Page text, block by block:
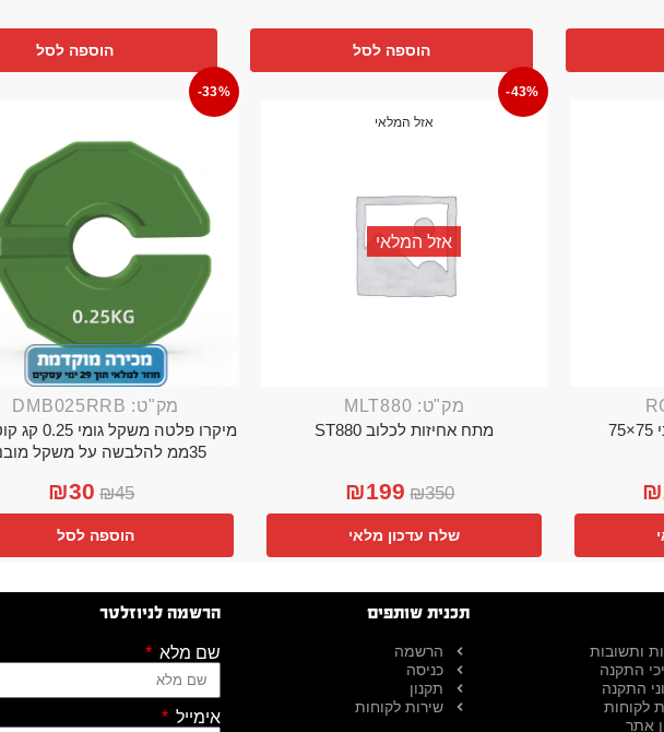
הוספה לסל הוספה לסל
₪
-43%
אזל המלאי
אזל המלאי
מק"ט: MLT880
מתח אחיזות לכלוב ST880
₪350
₪199
שלח עדכון מלאי
-33%
מק"ט: DMB025RRB
מיקרו פלטה
35ממ להלבשה על משקל מובנה
₪45
₪30
הוספה לסל
ותשובות
התקנה
התקנה
לקוחות
אתר
תכנית שותפים
הרשמה
כניסה
תקנון
שירות לקוחות
הרשמה לניוזלטר
שם מלא
אימייל